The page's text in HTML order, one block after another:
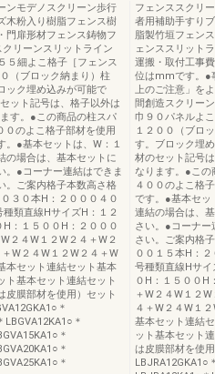
ンモデノスクリーン歩行
木粉入り樹脂フェンス樹
門扉形材フェンス鋳物フ
リーンスリットライン
５細よこ格子［フェンス
（ブロック納まり）柱
ック埋め込みが可能で
ット記号は、格子以外は
す。●この商品の柱スパ
のよこ格子部材を使用
●基本セットは、W：１
の場合は、基本セットに
。●コーナー連結はできま
。ご案内格子本数高さ格
３０本H：２０００４０
線HサイズH：１２
：１５００H：２０００
２４W１２W２４＋W２
W２４W１２W２４＋W
本セット連結セット基本
ト基本セット連結セット
皮膜部材を使用）セット
＊
LBGVA12KA1○＊
＊
＊
＊
フェンススクリ
者用補助手すり
脂製竹垣フェン
ェンススリット
運搬・取付工事
位はmmです。●
上のご注意」を
間創造スクリー
巾９０パネルよ
１２００（ブロ
す。ブロック埋
材のセット記号
なります。●この
４００のよこ格
です。●基本セッ
連結の場合は、
さい。●コーナー
さい。ご案内格
００１５本H
号種類直線Hサ
０H：１５００H
＋W２４W１２
４＋W２４W１
基本セット連結
ット基本セット
は皮膜部材を使
LBJRA12GKA1○